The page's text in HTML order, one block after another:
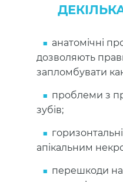
анатомічні
дозволяють
запломбувати
проблеми з
зубів;
апікальним
перешкоди